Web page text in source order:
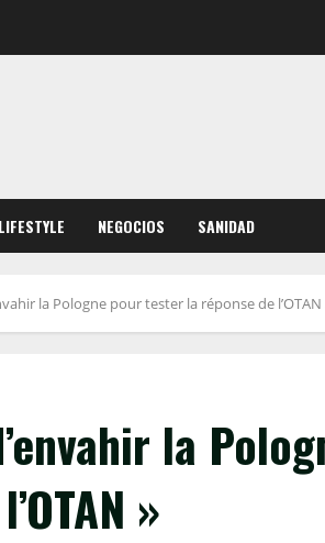
LIFESTYLE NEGOCIOS SANIDAD
la Pologne pour tester la réponse de l’OTAN
la
»